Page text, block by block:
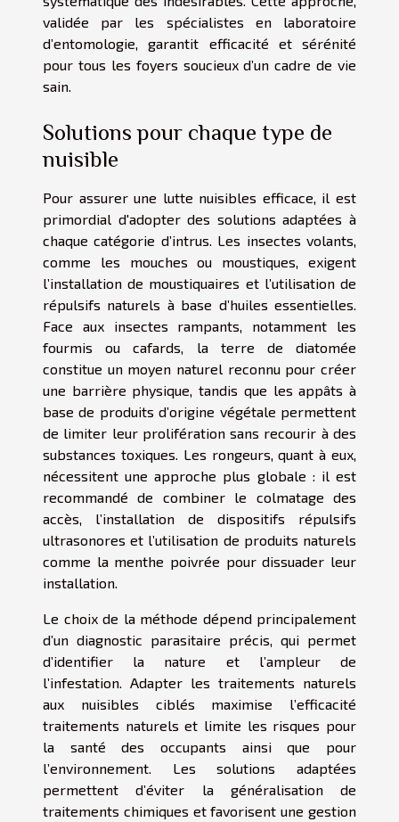
validée par les spécialistes en laboratoire
d’entomologie, garantit efficacité et sérénité
pour tous les foyers soucieux d’un cadre de vie
sain.
Solutions pour chaque type de
nuisible
Pour assurer une lutte nuisibles efficace, il est
primordial d'adopter des solutions adaptées à
chaque catégorie d’intrus. Les insectes volants,
comme les mouches ou moustiques, exigent
l’installation de moustiquaires et l’utilisation de
répulsifs naturels à base d’huiles essentielles.
Face aux insectes rampants, notamment les
fourmis ou cafards, la terre de diatomée
constitue un moyen naturel reconnu pour créer
une barrière physique, tandis que les appâts à
base de produits d’origine végétale permettent
de limiter leur prolifération sans recourir à des
substances toxiques. Les rongeurs, quant à eux,
nécessitent une approche plus globale : il est
recommandé de combiner le colmatage des
accès, l’installation de dispositifs répulsifs
ultrasonores et l’utilisation de produits naturels
comme la menthe poivrée pour dissuader leur
installation.
Le choix de la méthode dépend principalement
d’un diagnostic parasitaire précis, qui permet
d’identifier la nature et l’ampleur de
l’infestation. Adapter les traitements naturels
aux nuisibles ciblés maximise l’efficacité
traitements naturels et limite les risques pour
la santé des occupants ainsi que pour
l’environnement. Les solutions adaptées
permettent d’éviter la généralisation de
traitements chimiques et favorisent une gestion